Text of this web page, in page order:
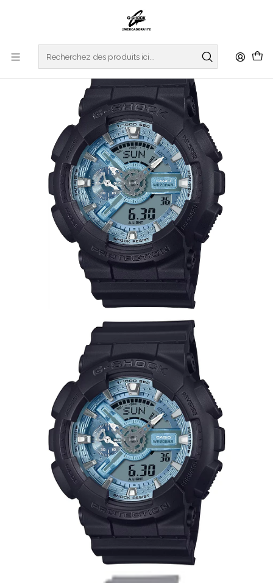
G-SHOCK
Série de cadrans de couleur métallique GA-110CD-1A2ER